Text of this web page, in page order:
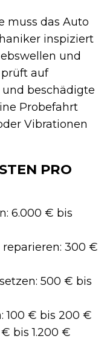
muss das Auto
inspiziert
und
prüft auf
und beschädigte
Probefahrt
Vibrationen
PRO
6.000 € bis
300 €
500 € bis
100 € bis 200 €
bis 1.200 €